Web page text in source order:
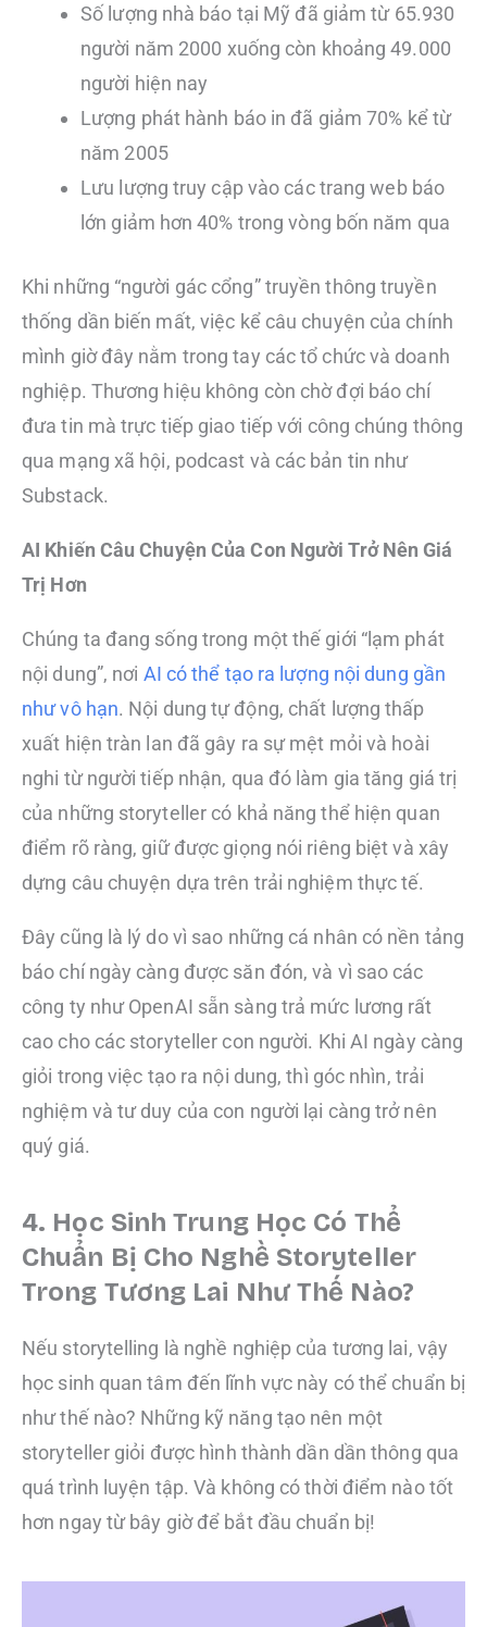
Số lượng nhà báo tại Mỹ đã giảm từ 65.930
người năm 2000 xuống còn khoảng 49.000
người hiện nay
Lượng phát hành báo in đã giảm 70% kể từ
năm 2005
Lưu lượng truy cập vào các trang web báo
lớn giảm hơn 40% trong vòng bốn năm qua
Khi những “người gác cổng” truyền thông truyền
thống dần biến mất, việc kể câu chuyện của chính
mình giờ đây nằm trong tay các tổ chức và doanh
nghiệp. Thương hiệu không còn chờ đợi báo chí
đưa tin mà trực tiếp giao tiếp với công chúng thông
qua mạng xã hội, podcast và các bản tin như
Substack.
AI Khiến Câu Chuyện Của Con Người Trở Nên Giá
Trị Hơn
Chúng ta đang sống trong một thế giới “lạm phát
nội dung”, nơi AI có thể tạo ra lượng nội dung gần
như vô hạn. Nội dung tự động, chất lượng thấp
xuất hiện tràn lan đã gây ra sự mệt mỏi và hoài
nghi từ người tiếp nhận, qua đó làm gia tăng giá trị
của những storyteller có khả năng thể hiện quan
điểm rõ ràng, giữ được giọng nói riêng biệt và xây
dựng câu chuyện dựa trên trải nghiệm thực tế.
Đây cũng là lý do vì sao những cá nhân có nền tảng
báo chí ngày càng được săn đón, và vì sao các
công ty như OpenAI sẵn sàng trả mức lương rất
cao cho các storyteller con người. Khi AI ngày càng
giỏi trong việc tạo ra nội dung, thì góc nhìn, trải
nghiệm và tư duy của con người lại càng trở nên
quý giá.
4. Học Sinh Trung Học Có Thể
Chuẩn Bị Cho Nghề Storyteller
Trong Tương Lai Như Thế Nào?
Nếu storytelling là nghề nghiệp của tương lai, vậy
học sinh quan tâm đến lĩnh vực này có thể chuẩn bị
như thế nào? Những kỹ năng tạo nên một
storyteller giỏi được hình thành dần dần thông qua
quá trình luyện tập. Và không có thời điểm nào tốt
hơn ngay từ bây giờ để bắt đầu chuẩn bị!